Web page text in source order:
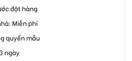
đặt hàng
Miễn phí
quyển mẫu
ngày